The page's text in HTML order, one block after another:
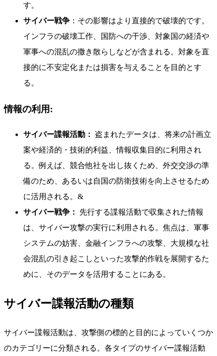
す。
サイバー戦争 ：その影響はより直接的で破壊的です。
インフラの破壊工作、国防への干渉、対象国の経済や
軍事への混乱の撒き散らしなどが含まれる。対象を直
接的に不安定化または損害を与えることを目的とす
る。
情報の利用:
サイバー諜報活動： 盗まれたデータは、将来の計画立
案や経済的・技術的利益、情報収集目的に利用され
る。例えば、競合他社を出し抜くため、外交交渉の準
備のため、あるいは自国の防衛技術を向上させるため
に活用される。&
サイバー戦争：
先行する諜報活動で収集された情報
は、サイバー攻撃の実行に利用される。焦点は、軍事
システムの妨害、金融インフラへの攻撃、大規模な社
会混乱の引き起こしといった攻撃的作戦を展開するた
めに、そのデータを活用することにある。
サイバー諜報活動の種類
サイバー諜報活動は、攻撃側の標的と目的によっていくつか
のカテゴリーに分類される。各タイプのサイバー諜報活動